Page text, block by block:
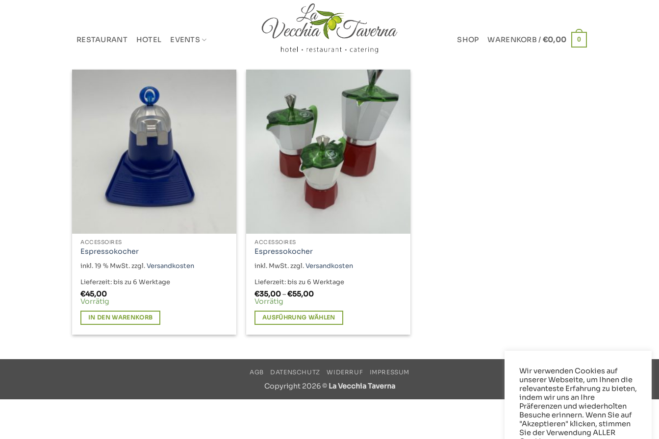
RESTAURANT HOTEL EVENTS SHOP WARENKORB / €0,00 0
ACCESSOIRES
Espressokocher
inkl. 19 % MwSt.zzgl.Versandkosten
Lieferzeit: bis zu 6 Werktage
€45,00
Vorrätig
IN DEN WARENKORB
ACCESSOIRES
Espressokocher
inkl. MwSt.zzgl.Versandkosten
Lieferzeit: bis zu 6 Werktage
€35,00–€55,00
Vorrätig
AUSFÜHRUNG WÄHLEN
Varianten
auf.
Die
AGB DATENSCHUTZ WIDERRUF IMPRESSUM
Copyright 2026 © La Vecchia Taverna
Wir verwenden Cookies auf
unserer Webseite, um Ihnen die
relevanteste Erfahrung zu bieten,
indem wir uns an Ihre
Präferenzen und wiederholten
Besuche erinnern. Wenn Sie auf
"Akzeptieren" klicken, stimmen
Sie der Verwendung ALLER